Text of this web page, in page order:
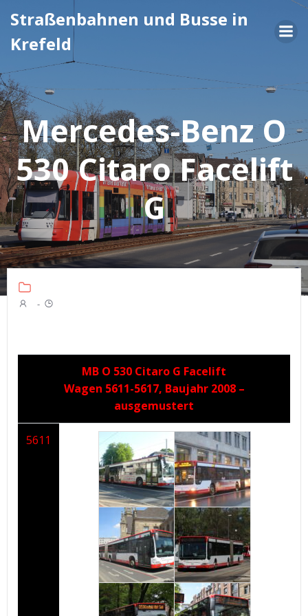
Inhalt
Straßenbahnen und Busse in
Krefeld
Mercedes-Benz O
530 Citaro Facelift
G
-
MB O 530 Citaro G Facelift
Wagen 5611-5617, Baujahr 2008 –
ausgemustert
5611